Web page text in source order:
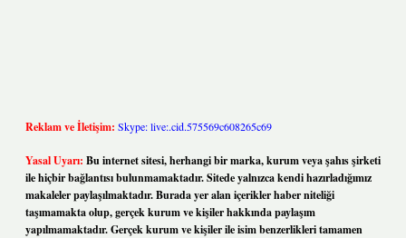
Reklam ve İletişim: Skype: live:.cid.575569c608265c69
Yasal Uyarı: Bu internet sitesi, herhangi bir marka, kurum veya şahıs şirketi
ile hiçbir bağlantısı bulunmamaktadır. Sitede yalnızca kendi hazırladığımız
makaleler paylaşılmaktadır. Burada yer alan içerikler haber niteliği
taşımamakta olup, gerçek kurum ve kişiler hakkında paylaşım
yapılmamaktadır. Gerçek kurum ve kişiler ile isim benzerlikleri tamamen